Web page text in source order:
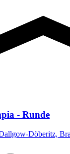
- Runde
Döberitz,